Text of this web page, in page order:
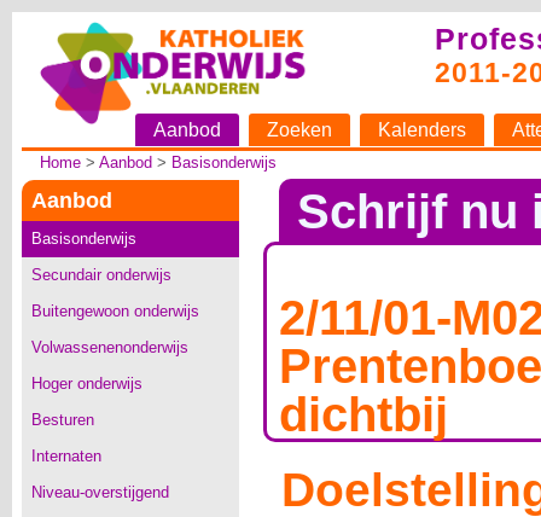
2011-
Aanbod Zoeken Kalenders
Home> Aanbod > Basisonderwijs
Aanbod
Basisonderwijs
Secundair onderwijs
Buitengewoon onderwijs
Volwassenenonderwijs
Hoger onderwijs
Besturen
Internaten
Niveau-overstijgend
Schrijf nu
2/11/01-
dichtbij